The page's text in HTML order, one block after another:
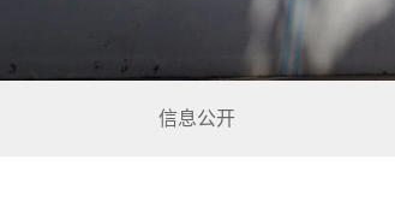
信息公开